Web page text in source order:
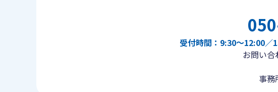
受付時間：9:30〜12:00／
お問い合
事務